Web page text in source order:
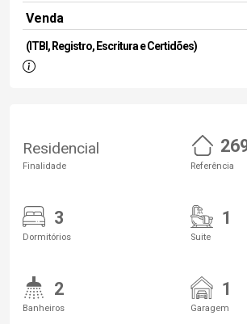
Venda
(ITBI, Registro, Escritura e Certidões)
Residencial
Finalidade Referência
3
Dormitórios
1
Suite
2
Banheiros
1
Garagem